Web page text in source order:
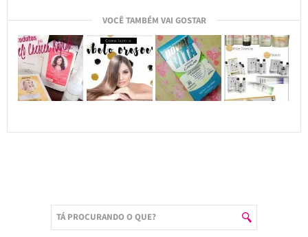
VOCÊ TAMBÉM VAI GOSTAR